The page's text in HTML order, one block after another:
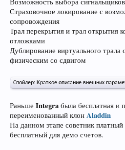
Страховочное локирование с
сопровождения
Трал перекрытия и трал открытия
отложками
Дублирование виртуального трала
физическим со сдвигом
Спойлер: Краткое описание внешних
Раньше Integra была бесплатная и
переименованный клон Aladdin
На данном этапе советник
бесплатный для демо счетов.